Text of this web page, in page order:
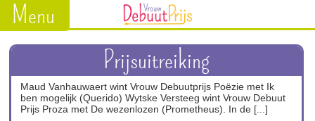
Menu
Prijsuitreiking
Maud Vanhauwaert wint Vrouw Debuutprijs Poëzie met Ik
ben mogelijk (Querido) Wytske Versteeg wint Vrouw Debuut
Prijs Proza met De wezenlozen (Prometheus). In de [...]